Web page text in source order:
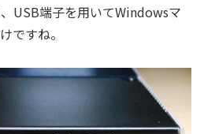
USB端子を用いてWindowsマ
ですね。